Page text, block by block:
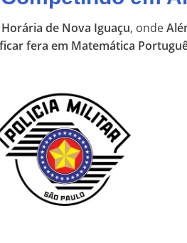
de Nova Iguaçu, onde
fera em Matemática